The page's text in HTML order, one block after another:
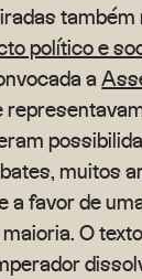
político e
a
muitos
a favor de
O